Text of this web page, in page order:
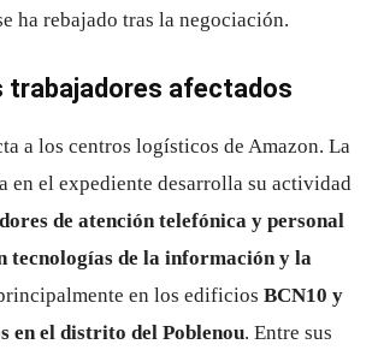
ha rebajado tras la negociación.
trabajadores afectados
a los centros logísticos de Amazon. La
el expediente desarrolla su actividad
de atención telefónica y personal
tecnologías de la información y la
en los edificios BCN10 y
en el distrito del Poblenou. Entre sus